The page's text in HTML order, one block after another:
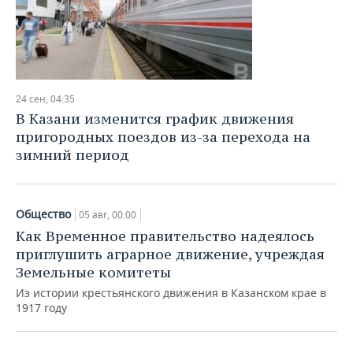
24 сен, 04:35
В Казани изменится график движения
пригородных поездов из-за перехода на
зимний период
Общество 05 авг, 00:00
Как Временное правительство надеялось
приглушить аграрное движение, учреждая
Земельные комитеты
Из истории крестьянского движения в Казанском крае в
1917 году